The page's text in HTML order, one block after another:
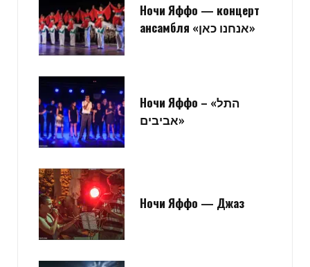
Ночи Яффо — концерт
ансамбля «אנחנו כאן»
Ночи Яффо – «התל
אביבים»
Ночи Яффо — Джаз